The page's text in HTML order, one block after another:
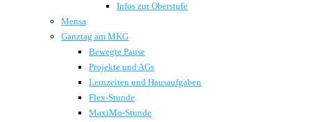
Infos zur Oberstufe
Mensa
Ganztag am MKG
Bewegte Pause
Projekte und AGs
Lernzeiten und Hausaufgaben
Flex-Stunde
MaxiMo-Stunde